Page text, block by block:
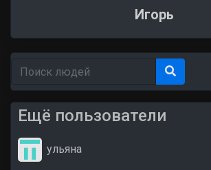
Игорь
Ещё пользователи
ульяна